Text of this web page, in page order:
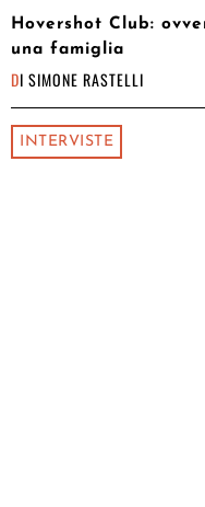
Hovershot Club:
una famiglia
DI SIMONE RASTELLI
INTERVISTE